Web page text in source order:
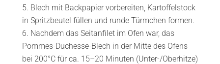
Blech mit Backpapier vorbereiten, Kartoffelstock
in Spritzbeutel füllen und runde Türmchen formen.
Nachdem das Seitanfilet im Ofen war, das
Pommes-Duchesse-Blech in der Mitte des Ofens
bei 200°C für ca. 15–20 Minuten (Unter-/Oberhitze)